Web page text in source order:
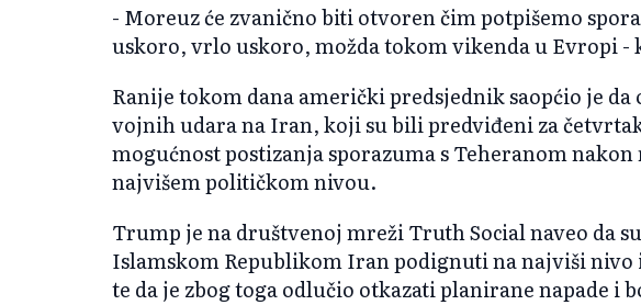
- Moreuz će zvanično biti otvoren čim potpišemo
uskoro, vrlo uskoro, možda tokom vikenda u Evropi -
Ranije tokom dana američki predsjednik saopćio je
vojnih udara na Iran, koji su bili predviđeni za
mogućnost postizanja sporazuma s Teheranom
najvišem političkom nivou.
Trump je na društvenoj mreži Truth Social naveo da
Islamskom Republikom Iran podignuti na najviši
te da je zbog toga odlučio otkazati planirane napade i